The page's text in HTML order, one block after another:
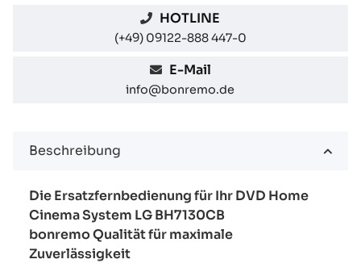
HOTLINE
(+49) 09122-888 447-0
E-Mail
info@bonremo.de
Beschreibung
Die Ersatzfernbedienung für Ihr DVD Home
Cinema System LG BH7130CB
bonremo Qualität für maximale
Zuverlässigkeit